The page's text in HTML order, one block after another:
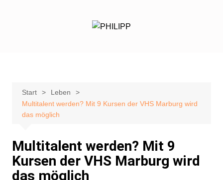
Start
Leben
Multitalent werden? Mit 9 Kursen der VHS Marburg wird
das möglich
Multitalent werden? Mit 9
Kursen der VHS Marburg wird
das möglich